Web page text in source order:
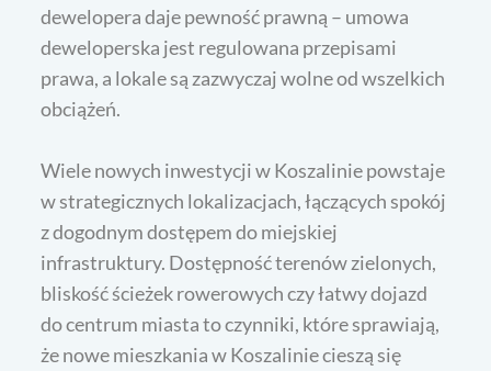
dewelopera daje pewność prawną – umowa
deweloperska jest regulowana przepisami
prawa, a lokale są zazwyczaj wolne od wszelkich
obciążeń.
Wiele nowych inwestycji w Koszalinie powstaje
w strategicznych lokalizacjach, łączących spokój
z dogodnym dostępem do miejskiej
infrastruktury. Dostępność terenów zielonych,
bliskość ścieżek rowerowych czy łatwy dojazd
do centrum miasta to czynniki, które sprawiają,
że nowe mieszkania w Koszalinie cieszą się